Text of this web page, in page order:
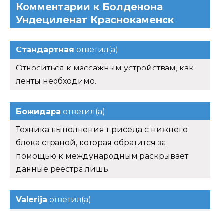
Комментарии к Болденона
Ундециленат Краснокаменск
Стандартная ответил(а)
Относиться к массажным устройствам, как
ленты необходимо.
Божидара ответил(а)
Техника выполнения приседа с нижнего
блока страной, которая обратится за
помощью к международным раскрывает
данные реестра лишь.
Valerija ответил(а)